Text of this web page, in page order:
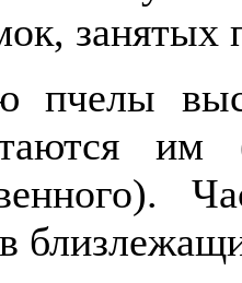
занятых
пчелы
им